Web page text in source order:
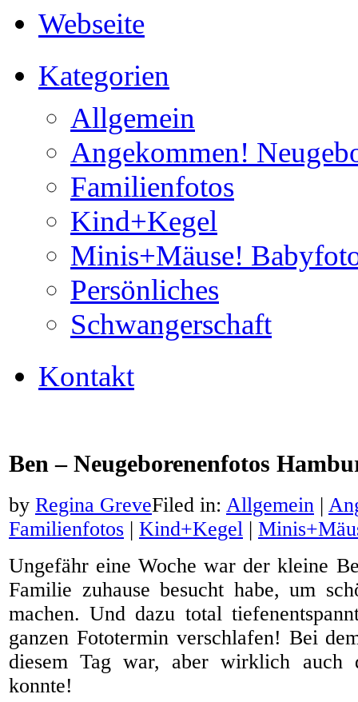
Webseite
Kategorien
Allgemein
Angekommen!
Familienfotos
Kind+Kegel
Minis+Mäuse!
Persönliches
Schwangerschaft
Kontakt
Ben – Neugeborenenfotos
by Regina GreveFiled in: Allgemein |
Familienfotos | Kind+Kegel |
Ungefähr eine Woche war der kleine
Familie zuhause besucht habe, um
machen. Und dazu total
ganzen Fototermin verschlafen! Bei
diesem Tag war, aber wirklich auch
konnte!